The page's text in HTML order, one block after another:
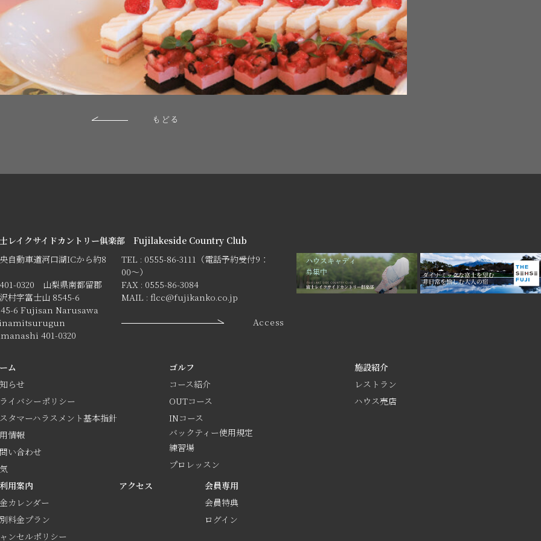
もどる
レイクサイドカントリー俱楽部 Fujilakeside Country Club
自動車道河口湖ICから約8
0320 山梨県南都留郡
村字富士山 8545-6
6 Fujisan Narusawa
401-0320
TEL : 0555-86-3111（電話予約受付9：
00〜）
FAX : 0555-86-3084
MAIL : flcc@fujikanko.co.jp
Access
ム
らせ
イバシーポリシー
タマーハラスメント基本指針
情報
い合わせ
ゴルフ
コース紹介
OUTコース
INコース
バックティー使用規定
練習場
プロレッスン
施設紹介
レストラン
ハウス売店
用案内
カレンダー
料金プラン
ンセルポリシー
アクセス
会員専用
会員特典
ログイン